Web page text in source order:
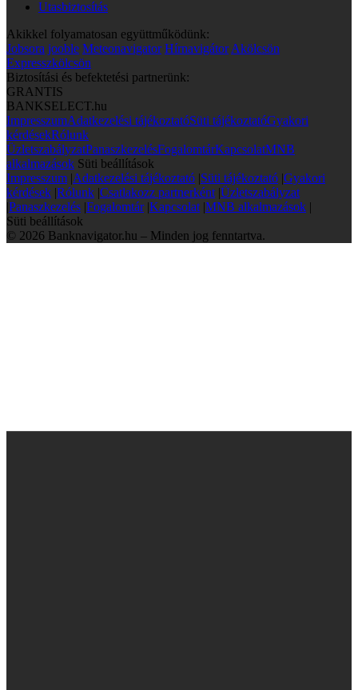
Utasbiztosítás
Akikkel folyamatosan együttműködünk:
Jobsora jooble Meteonavigator Hírnavigátor Akölcsön
Expresszkölcsön
Biztosítási és befektetési partnerünk:
GRANTIS
BANKSELECT.hu
ImpresszumAdatkezelési tájékoztatóSüti tájékoztatóGyakori
kérdésekRólunk
ÜzletszabályzatPanaszkezelésFogalomtárKapcsolatMNB
alkalmazások Süti beállítások
Impresszum |Adatkezelési tájékoztató |Süti tájékoztató |Gyakori
kérdések |Rólunk |Csatlakozz partnerként |Üzletszabályzat
|Panaszkezelés |Fogalomtár |Kapcsolat |MNB alkalmazások |
Süti beállítások
© 2026 Banknavigator.hu – Minden jog fenntartva.